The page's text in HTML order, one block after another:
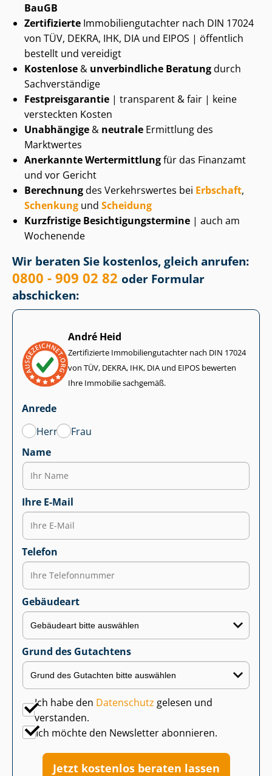
BauGB
Zertifizierte Im­mo­bi­li­en­gut­ach­ter nach DIN 17024
von TÜV, DEKRA, IHK, DIA und EIPOS | öffentlich
bestellt und vereidigt
Kostenlose & unverbindliche Beratungdurch
Sachverständige
Fest­preis­ga­ran­tie | transparent & fair | keine
versteckten Kosten
Unabhängige & neutrale Ermittlung des
Marktwertes
Anerkannte Wertermittlungfür das Finanzamt
und vor Gericht
Berechnungdes Verkehrswertes bei Erbschaft,
Schenkung und Scheidung
Kurzfristige Be­sich­ti­gungs­ter­mi­ne | auch am
Wochenende
Wir beraten Sie kostenlos, gleich anrufen:
0800 - 909 02 82 oder Formular
abschicken:
André Heid
Zertifizierte Im­mo­bi­li­en­gut­ach­ter nach DIN 17024
von TÜV, DEKRA, IHK, DIA und EIPOS bewerten
Ihre Immobilie sachgemäß.
Anrede
Herr
Frau
Name
Ihre E-Mail
Telefon
Gebäudeart
Grund des Gutachtens
Ich habe den Datenschutz gelesen und
verstanden.
Ich möchte den Newsletter abonnieren.
Jetzt kostenlos beraten lassen